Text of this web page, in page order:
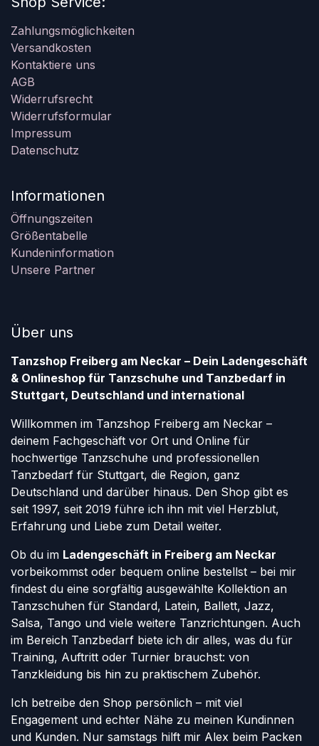
Zahlungsmöglichkeiten
Versandkosten
Kontaktiere uns
AGB
Widerrufsrecht
Widerrufsformular
Impressum
Datenschutz
Informationen
Öffnungszeiten
Größentabelle
Kundeninformation
Unsere Partner
Über uns
Tanzshop Freiberg am Neckar – Dein Ladengeschäft
& Onlineshop für Tanzschuhe und Tanzbedarf in
Stuttgart, Deutschland und international
Willkommen im Tanzshop Freiberg am Neckar –
deinem Fachgeschäft vor Ort und Online für
hochwertige Tanzschuhe und professionellen
Tanzbedarf für Stuttgart, die Region, ganz
Deutschland und darüber hinaus. Den Shop gibt es
seit 1997, seit 2019 führe ich ihn mit viel Herzblut,
Erfahrung und Liebe zum Detail weiter.
Ob du im Ladengeschäft in Freiberg am Neckar
vorbeikommst oder bequem online bestellst – bei mir
findest du eine sorgfältig ausgewählte Kollektion an
Tanzschuhen für Standard, Latein, Ballett, Jazz,
Salsa, Tango und viele weitere Tanzrichtungen. Auch
im Bereich Tanzbedarf biete ich dir alles, was du für
Training, Auftritt oder Turnier brauchst: von
Tanzkleidung bis hin zu praktischem Zubehör.
Ich betreibe den Shop persönlich – mit viel
Engagement und echter Nähe zu meinen Kundinnen
und Kunden. Nur samstags hilft mir Alex beim Packen